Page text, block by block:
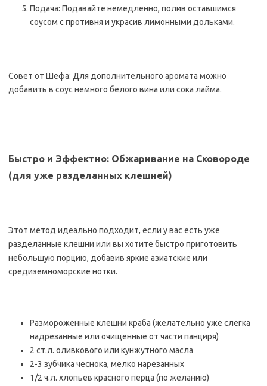
Подача: Подавайте немедленно, полив оставшимся
соусом с противня и украсив лимонными дольками.
Совет от Шефа: Для дополнительного аромата можно
добавить в соус немного белого вина или сока лайма.
Быстро и Эффектно: Обжаривание на Сковороде
(для уже разделанных клешней)
Этот метод идеально подходит, если у вас есть уже
разделанные клешни или вы хотите быстро приготовить
небольшую порцию, добавив яркие азиатские или
средиземноморские нотки.
Размороженные клешни краба (желательно уже слегка
надрезанные или очищенные от части панциря)
2 ст.л. оливкового или кунжутного масла
2-3 зубчика чеснока, мелко нарезанных
1/2 ч.л. хлопьев красного перца (по желанию)